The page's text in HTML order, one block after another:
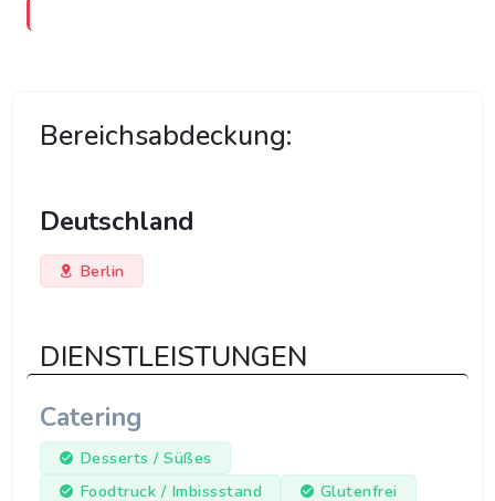
Bereichsabdeckung:
Deutschland
Berlin
DIENSTLEISTUNGEN
Catering
Desserts / Süßes
Foodtruck / Imbissstand
Glutenfrei